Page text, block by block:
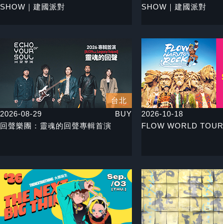
SHOW｜建國派對
SHOW｜建國派對
台北
2026-08-29
BUY
回聲樂團：靈魂的回聲專輯首演
2026-10-18
FLOW WORLD